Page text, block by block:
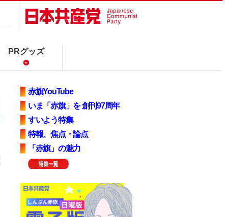
PRグッズ
赤旗YouTube
いま「赤旗」を 創刊97周年
すいよう特集
特報、焦点・論点
「赤旗」の魅力